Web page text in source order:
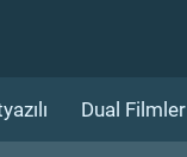
Dual Filmler